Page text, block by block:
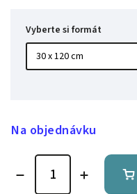
Vyberte si formát
Na objednávku